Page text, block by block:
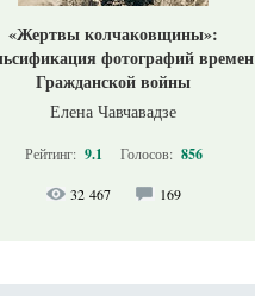
«Жертвы колчаковщины»:
фотографий времен
Гражданской войны
Елена Чавчавадзе
Рейтинг: 9.1 Голосов: 856
32 467 169